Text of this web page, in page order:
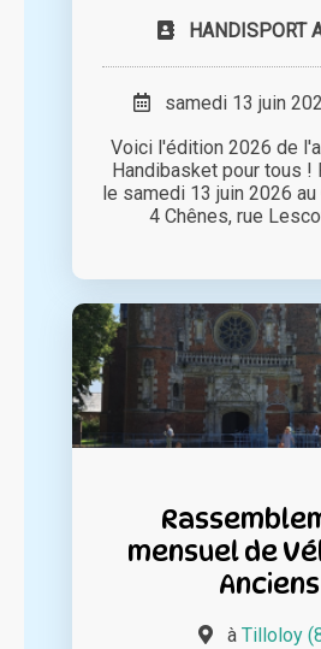
HANDISPORT
samedi 13 juin
Voici l'édition 2026 de
Handibasket pour tous !
le samedi 13 juin 2026
4 Chênes, rue
mensuel de
Anciens
à Tilloloy